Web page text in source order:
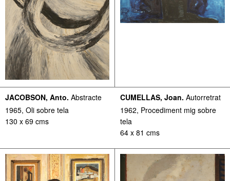
JACOBSON, Anto. Abstracte
1965, Oli sobre tela
130 x 69 cms
CUMELLAS, Joan. Autorretrat
1962, Procediment mig sobre
tela
64 x 81 cms